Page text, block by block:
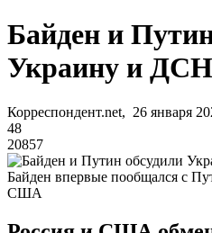
Байден и
Украину и
Корреспондент.net, 26 января
48
20857
Байден впервые пообщался с
США